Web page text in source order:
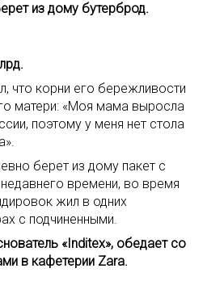
из дому бутерброд.
что корни его бережливости
матери: «Моя мама выросла
поэтому у меня нет стола
берет из дому пакет с
времени, во время
жил в одних
с подчиненными.
«Inditex», обедает со
в кафетерии Zara.